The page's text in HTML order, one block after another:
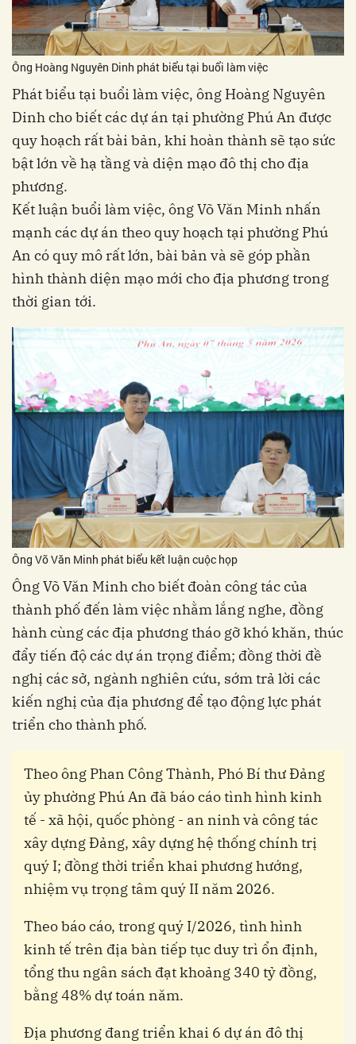
Ông Hoàng Nguyên Dinh phát biểu tại buổi làm việc
Phát biểu tại buổi làm việc, ông Hoàng Nguyên
Dinh cho biết các dự án tại phường Phú An được
quy hoạch rất bài bản, khi hoàn thành sẽ tạo sức
bật lớn về hạ tầng và diện mạo đô thị cho địa
phương.
Kết luận buổi làm việc, ông Võ Văn Minh nhấn
mạnh các dự án theo quy hoạch tại phường Phú
An có quy mô rất lớn, bài bản và sẽ góp phần
hình thành diện mạo mới cho địa phương trong
thời gian tới.
Ông Võ Văn Minh phát biểu kết luận cuộc họp
Ông Võ Văn Minh cho biết đoàn công tác của
thành phố đến làm việc nhằm lắng nghe, đồng
hành cùng các địa phương tháo gỡ khó khăn, thúc
đẩy tiến độ các dự án trọng điểm; đồng thời đề
nghị các sở, ngành nghiên cứu, sớm trả lời các
kiến nghị của địa phương để tạo động lực phát
triển cho thành phố.
Theo ông Phan Công Thành, Phó Bí thư Đảng
ủy phường Phú An đã báo cáo tình hình kinh
tế - xã hội, quốc phòng - an ninh và công tác
xây dựng Đảng, xây dựng hệ thống chính trị
quý I; đồng thời triển khai phương hướng,
nhiệm vụ trọng tâm quý II năm 2026.
Theo báo cáo, trong quý I/2026, tình hình
kinh tế trên địa bàn tiếp tục duy trì ổn định,
tổng thu ngân sách đạt khoảng 340 tỷ đồng,
bằng 48% dự toán năm.
Địa phương đang triển khai 6 dự án đô thị